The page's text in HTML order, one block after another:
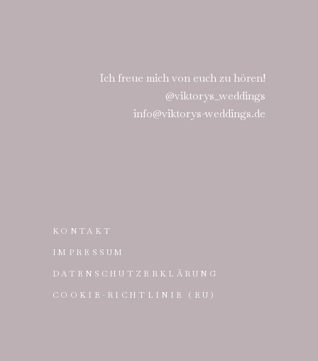
Ich freue mich von euch zu hören!
@viktorys_weddings
info@viktorys-weddings.de
KONTAKT
IMPRESSUM
DATENSCHUTZERKLÄRUNG
COOKIE-RICHTLINIE (EU)